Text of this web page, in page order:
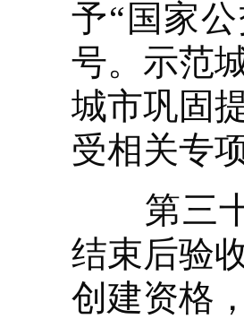
予“国家
号。示范
城市巩固
受相关专
第三十
结束后验
创建资格